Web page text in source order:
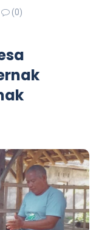
(0)